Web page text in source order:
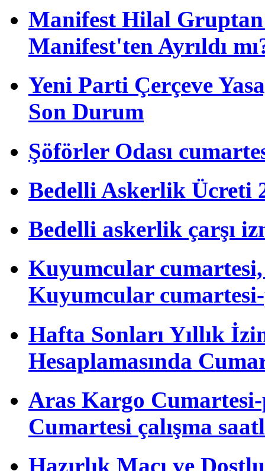
Manifest Hilal Gruptan
Manifest'ten Ayrıldı
Yeni Parti Çerçeve
Son Durum
Şöförler Odası
Bedelli Askerlik Ücreti
Bedelli askerlik çarşı
Kuyumcular cumartesi,
Kuyumcular
Hafta Sonları Yıllık
Hesaplamasında
Aras Kargo Cumartesi-
Cumartesi çalışma
Hazırlık Maçı ve